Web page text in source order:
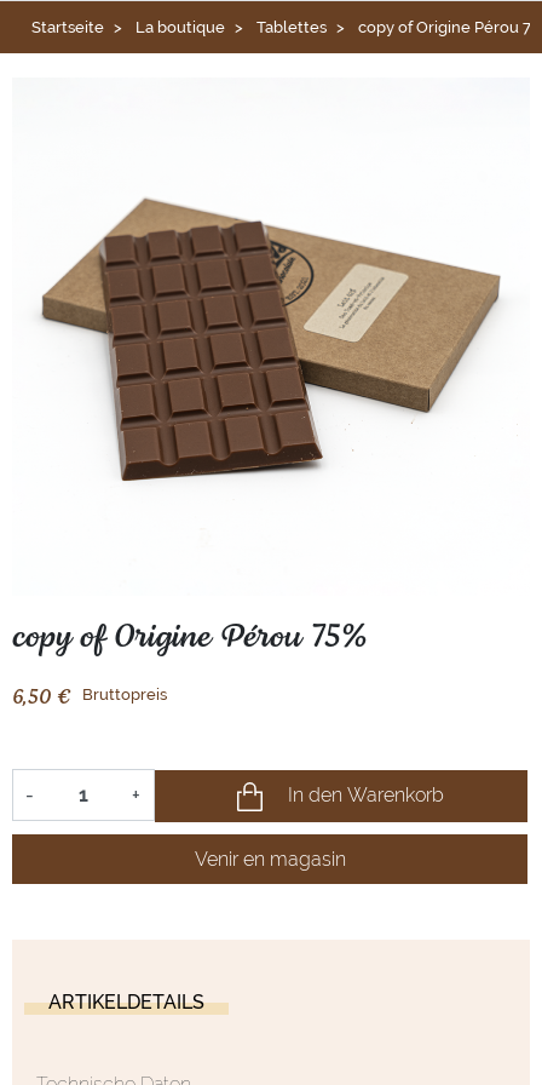
Startseite La boutique Tablettes copy of Origine Pérou
copy of Origine Pérou 75%
6,50 € Bruttopreis
- + In den Warenkorb
Venir en magasin
ARTIKELDETAILS